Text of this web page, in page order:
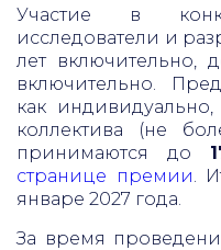
Участие в
исследователи и
лет включительно,
включительно.
как
коллектива (не
принимаются до
странице премии.
январе 2027 года.
За время